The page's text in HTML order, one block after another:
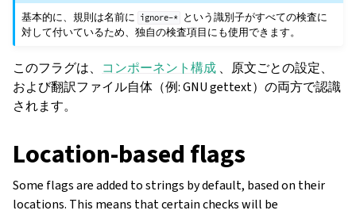
基本的に、規則は名前に
ignore-*
という識別子がすべての検査に
対して付いているため、独自の検査項目にも使用できます。
このフラグは、 コンポーネント構成 、原文ごとの設定、
および翻訳ファイル自体（例: GNU gettext）の両方で認識
されます。
Location-based flags
Some flags are added to strings by default, based on their
locations. This means that certain checks will be